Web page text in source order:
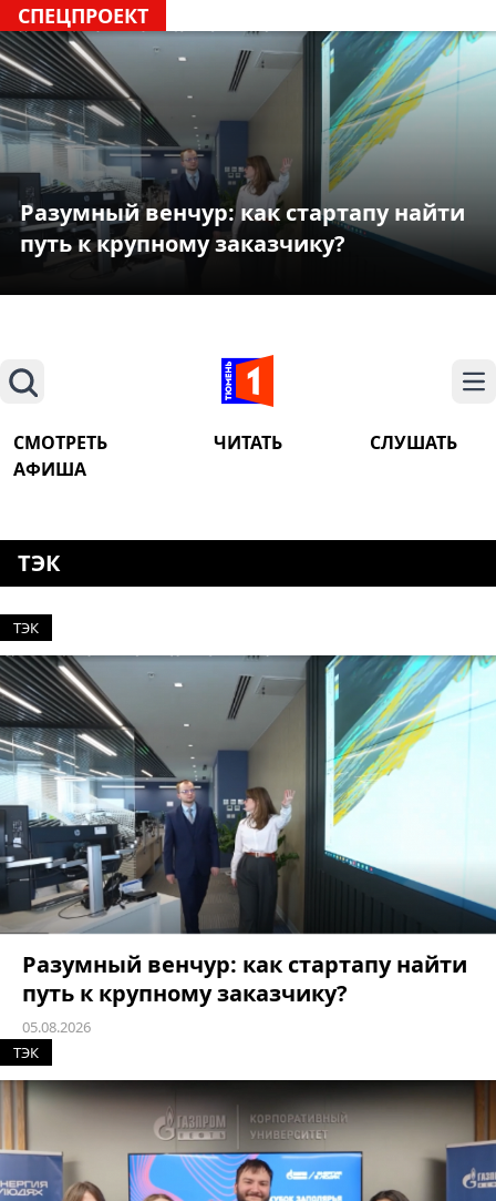
СПЕЦПРОЕКТ
Разумный венчур: как стартапу найти
путь к крупному заказчику?
Поиск
СМОТРЕТЬ ЧИТАТЬ
СЛУШАТЬ
АФИША
ТЭК
ТЭК
Разумный венчур: как стартапу найти
путь к крупному заказчику?
05.08.2026
ТЭК